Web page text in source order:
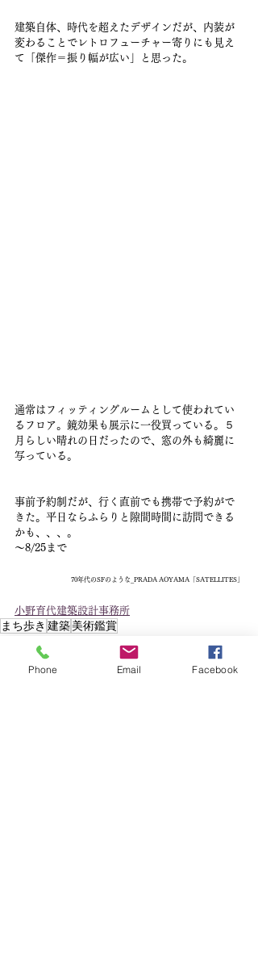
建築自体、時代を超えたデザインだが、内装が
変わることでレトロフューチャー寄りにも見え
て「傑作＝振り幅が広い」と思った。
通常はフィッティングルームとして使われてい
るフロア。鏡効果も展示に一役買っている。５
月らしい晴れの日だったので、窓の外も綺麗に
写っている。
事前予約制だが、行く直前でも携帯で予約がで
きた。平日ならふらりと隙間時間に訪問できる
かも、、、。
〜8/25まで
70年代のSFのような_PRADA AOYAMA「SATELLITES」
小野育代建築設計事務所
まち歩き 建築美術鑑賞
Phone Email Facebook